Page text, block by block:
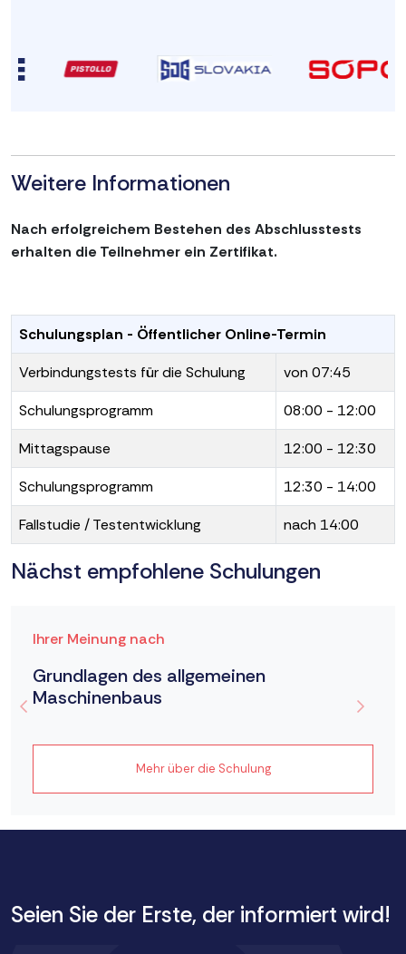
Weitere Informationen
Nach erfolgreichem Bestehen des Abschlusstests
erhalten die Teilnehmer ein Zertifikat.
Schulungsplan - Öffentlicher Online-Termin
Verbindungstests für die Schulung
von 07:45
Schulungsprogramm
08:00 - 12:00
Mittagspause
12:00 - 12:30
Schulungsprogramm
12:30 - 14:00
Fallstudie / Testentwicklung
nach 14:00
Nächst empfohlene Schulungen
Ihrer Meinung nach
Grundlagen des allgemeinen
Maschinenbaus
Mehr über die Schulung
Seien Sie der Erste, der informiert wird!